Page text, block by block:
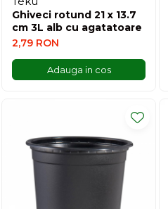
Ridichi
Salata
Spanac
Telina
Vinete
fragute
gogosar
Ghiveci rotund 21 x 13.7
cm 3L alb cu agatatoare
2,79 RON
Adauga in cos